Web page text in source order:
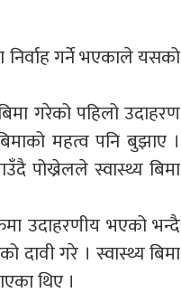
गर्ने भएकाले यसको
गरेको पहिलो उदाहरण
महत्व पनि बुझाए ।
पोख्रेलले स्वास्थ्य बिमा
उदाहरणीय भएको भन्दै
दावी गरे । स्वास्थ्य बिमा
थिए ।